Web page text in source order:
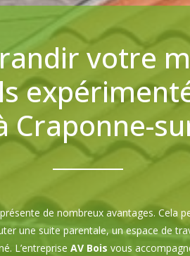
votre
Craponne-
de nombreux avantages. Cela
une suite parentale, un espace de
L’entreprise AV Bois vous